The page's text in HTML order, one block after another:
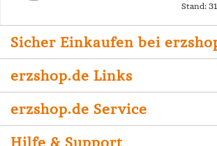
Stand:
Sicher Einkaufen bei
erzshop.de Links
erzshop.de Service
Hilfe & Support